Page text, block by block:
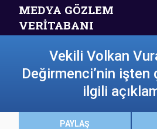
MEDYA GÖZLEM
VERİTABANI
Vekili Volkan
Değirmenci’nin işten
ilgili
PAYLAŞ